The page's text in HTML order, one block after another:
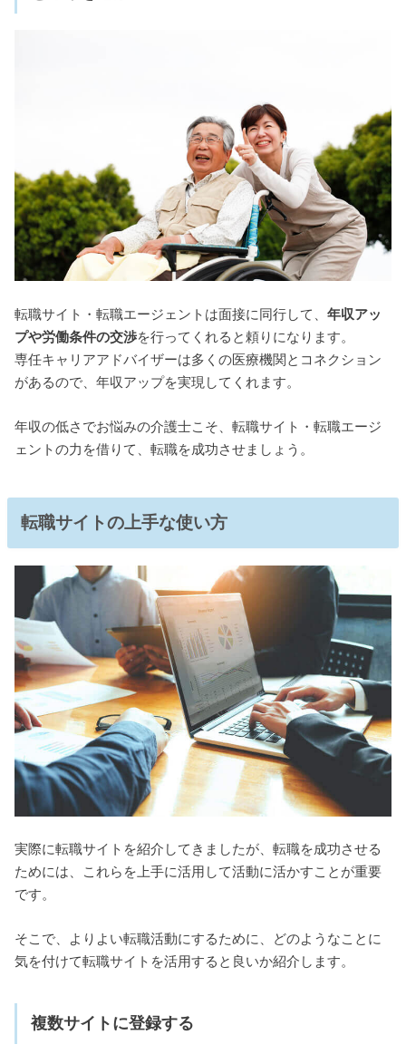
転職サイト・転職エージェントは面接に同行して、年収アッ
プや労働条件の交渉を行ってくれると頼りになります。
専任キャリアアドバイザーは多くの医療機関とコネクション
があるので、年収アップを実現してくれます。
年収の低さでお悩みの介護士こそ、転職サイト・転職エージ
ェントの力を借りて、転職を成功させましょう。
転職サイトの上手な使い方
実際に転職サイトを紹介してきましたが、転職を成功させる
ためには、これらを上手に活用して活動に活かすことが重要
です。
そこで、よりよい転職活動にするために、どのようなことに
気を付けて転職サイトを活用すると良いか紹介します。
複数サイトに登録する